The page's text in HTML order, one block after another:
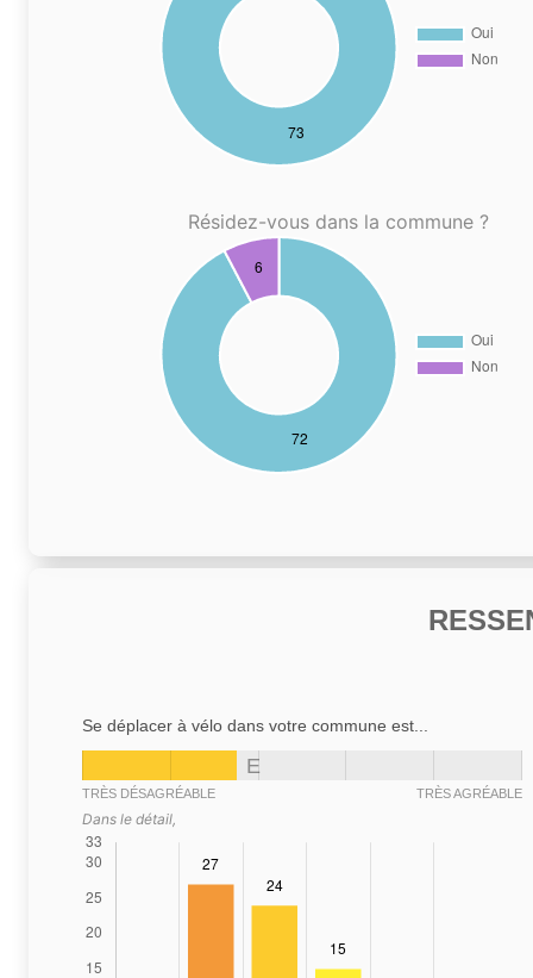
Résidez-vous dans la commune ?
Se déplacer à vélo dans votre commune est...
E
TRÈS DÉSAGRÉABLE TRÈS AGRÉABLE
Dans le détail,